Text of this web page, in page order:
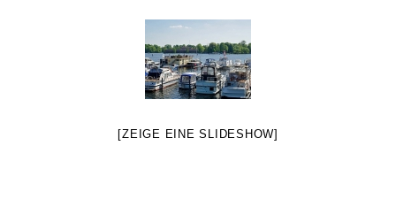
[ZEIGE EINE SLIDESHOW]